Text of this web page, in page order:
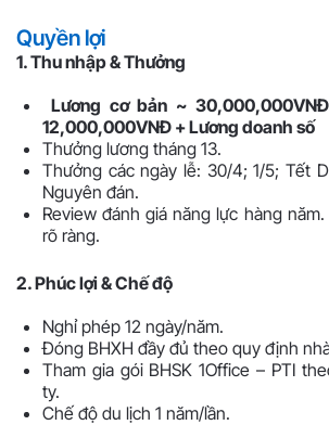
Quyền lợi
1. Thu nhập & Thưởng
Lương cơ bản ~
12,000,000VNĐ + Lương doanh số
Thưởng lương tháng 13.
Thưởng các ngày lễ: 30/4; 1/5; Tết
Nguyên đán.
Review đánh giá năng lực hàng
rõ ràng.
2. Phúc lợi & Chế độ
Nghỉ phép 12 ngày/năm.
Đóng BHXH đầy đủ theo quy định
Tham gia gói BHSK 1Office – PTI
ty.
Chế độ du lịch 1 năm/lần.